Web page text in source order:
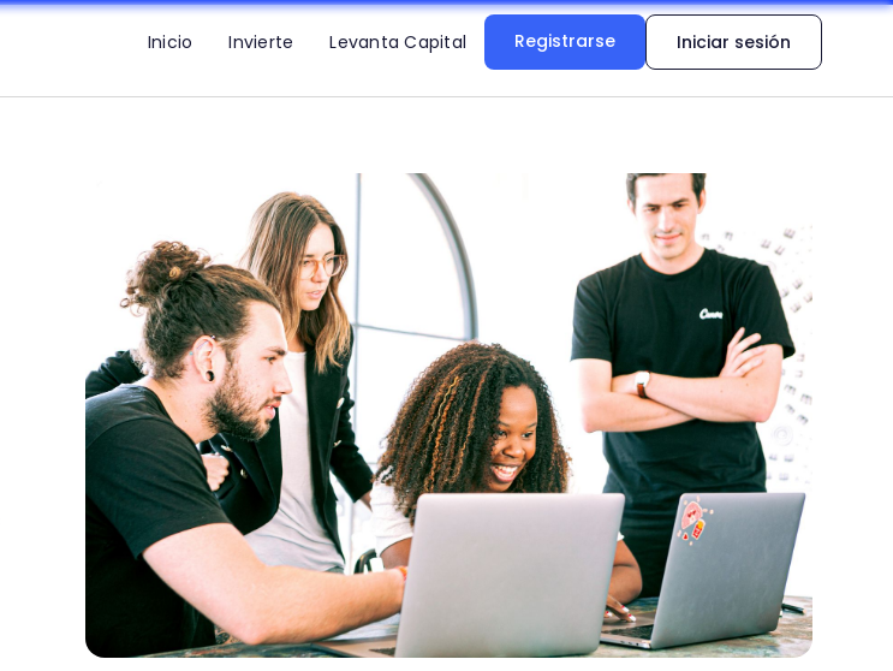
Inicio Invierte Levanta Capital Registrarse Iniciar sesión